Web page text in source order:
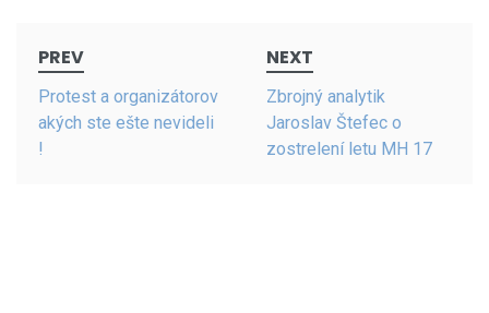
navigation
PREV
Protest a organizátorov
akých ste ešte nevideli
!
NEXT
Zbrojný analytik
Jaroslav Štefec o
zostrelení letu MH 17